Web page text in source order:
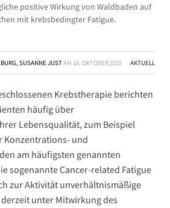
positive Wirkung von Waldbaden auf
mit krebsbedingter Fatigue.
SUSANNE JUSTAM 16. OKTOBER 2025 AKTUELL
Krebstherapie berichten
häufig über
Lebensqualität, zum Beispiel
Konzentrations- und
am häufigsten genannten
sogenannte Cancer-related Fatigue
zur Aktivität unverhältnismäßige
unter Mitwirkung des